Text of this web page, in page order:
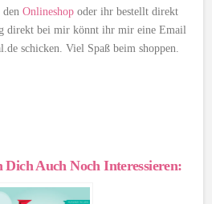
denOnlineshop oder ihr bestellt direkt
direkt bei mir könnt ihr mir eine Email
schicken. Viel Spaß beim shoppen.
Auch Noch Interessieren: